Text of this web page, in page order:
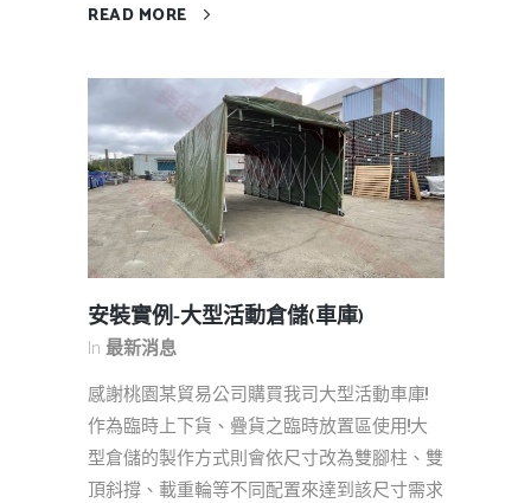
READ MORE
安裝實例-大型活動倉儲(車庫)
In 最新消息
感謝桃園某貿易公司購買我司大型活動車庫!!
作為臨時上下貨、疊貨之臨時放置區使用!!大
型倉儲的製作方式則會依尺寸改為雙腳柱、雙
頂斜撐、載重輪等不同配置來達到該尺寸需求